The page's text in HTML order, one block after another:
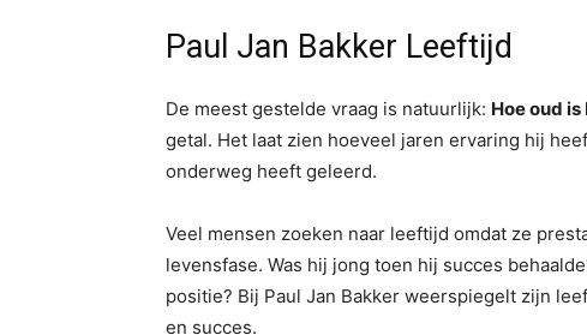
Paul Jan Bakker Leeftijd
De meest gestelde vraag is natuurlijk: Hoe oud
getal. Het laat zien hoeveel jaren ervaring hij
onderweg heeft geleerd.
Veel mensen zoeken naar leeftijd omdat ze
levensfase. Was hij jong toen hij succes
positie? Bij Paul Jan Bakker weerspiegelt zijn
en succes.